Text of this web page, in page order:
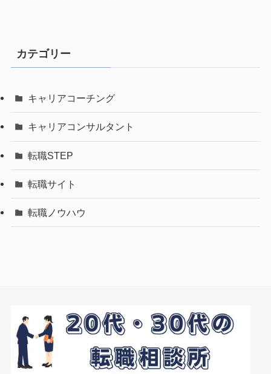
カテゴリー
キャリアコーチング
キャリアコンサルタント
転職STEP
転職サイト
転職ノウハウ